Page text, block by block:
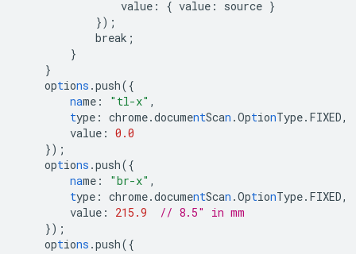
value : { value : source }
});
break;
}
}
options .push({
name : "tl-x" ,
type : chrome.documentScan .OptionType.FIXED,
value : 0.0
});
options .push({
name : "br-x" ,
type : chrome.documentScan .OptionType.FIXED,
value : 215.9
// 8.5" in mm
});
options .push({